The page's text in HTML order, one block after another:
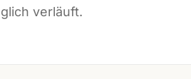
verläuft.